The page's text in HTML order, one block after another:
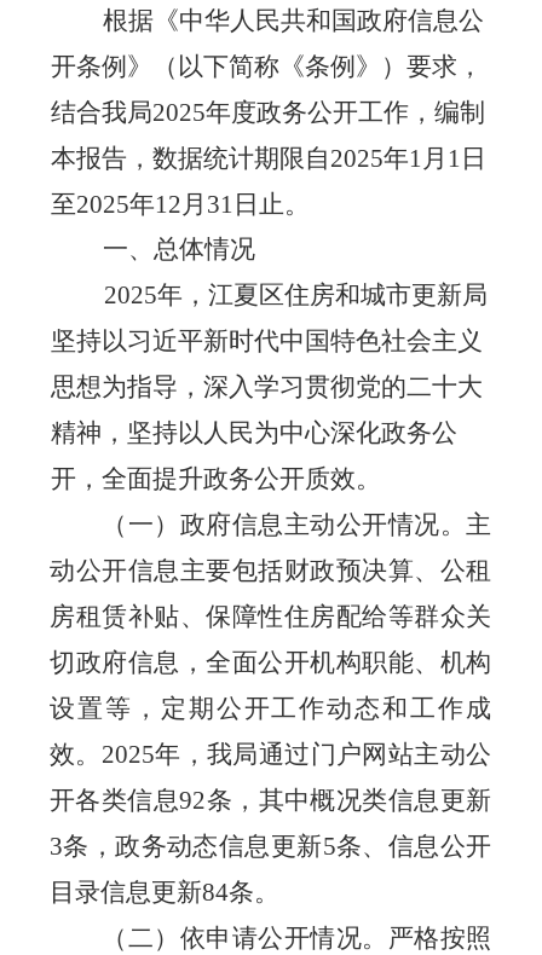
根据《中华人民共和国政府信息公
开条例》（以下简称《条例》）要求，
结合我局2025年度政务公开工作，编制
本报告，数据统计期限自2025年1月1日
至2025年12月31日止。
一、总体情况
2025年，江夏区住房和城市更新局
坚持以习近平新时代中国特色社会主义
思想为指导，深入学习贯彻党的二十大
精神，坚持以人民为中心深化政务公
开，全面提升政务公开质效。
（一） 政府信息主动公开情况。 主
动公开信息主要包括财政预决算、公租
房租赁补贴、保障性住房配给等群众关
切政府信息，全面公开机构职能、机构
设置等，定期公开工作动态和工作成
效。 2025年，我局通过门户网站主动公
开各类信息92条，其中概况类信息更新
3条，政务动态信息更新5条、信息公开
目录信息更新84条。
（二）依申请公开情况。
严格按照